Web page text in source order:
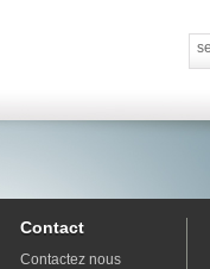
Contact
Contactez nous